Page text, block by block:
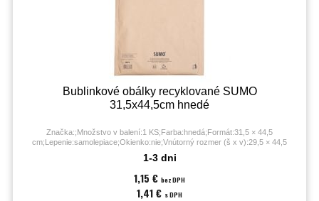
Bublinkové obálky recyklované SUMO
31,5x44,5cm hnedé
Značka:;Množstvo v balení:1 KS;Farba:hnedá;Formát:31,5 × 44,5
cm;Lepenie:samolepiace;Okienko:nie;Vnútorný rozmer (š x v):29,5 × 44,5
1-3 dni
1,15 € bez DPH
1,41 € s DPH